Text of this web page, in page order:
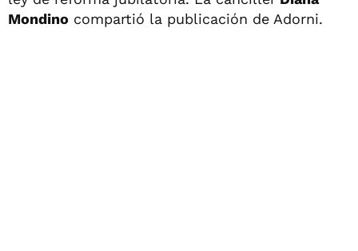
Mondino compartió la publicación de Adorni.